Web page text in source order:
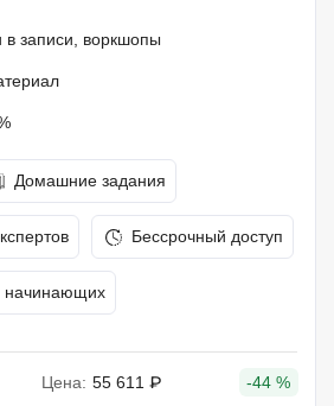
в записи, воркшопы
Домашние задания
Бессрочный доступ
начинающих
Цена: 55 611 ₽ -44 %